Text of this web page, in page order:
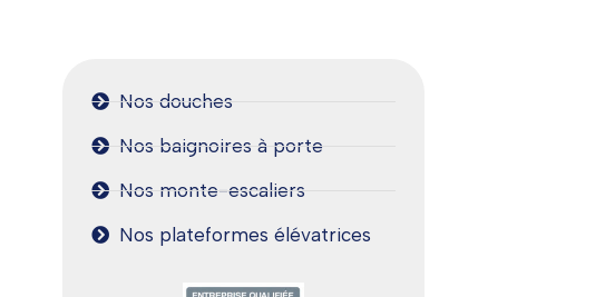
Nos douches
Nos baignoires à porte
Nos monte-escaliers
Nos plateformes élévatrices